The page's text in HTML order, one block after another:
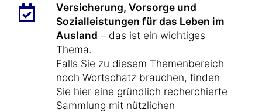
Versicherung, Vorsorge und
Sozialleistungen für das Leben im
Ausland – das ist ein wichtiges
Thema.
Falls Sie zu diesem Themenbereich
noch Wortschatz brauchen, finden
Sie hier eine gründlich recherchierte
Sammlung mit nützlichen